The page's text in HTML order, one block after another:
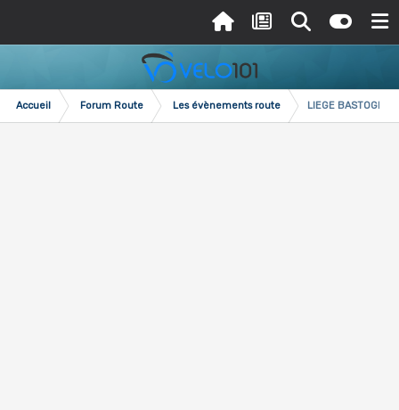
Accueil Forum Route Les évènements route LIEGE BASTOGNE